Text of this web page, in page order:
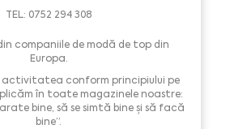
TEL: 0752 294 308
companiile de modă de top din
Europa.
activitatea conform principiului pe
în toate magazinele noastre:
bine, să se simtă bine și să facă
bine”.